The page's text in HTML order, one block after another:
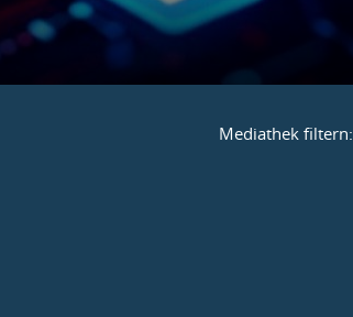
Mediathek filtern: